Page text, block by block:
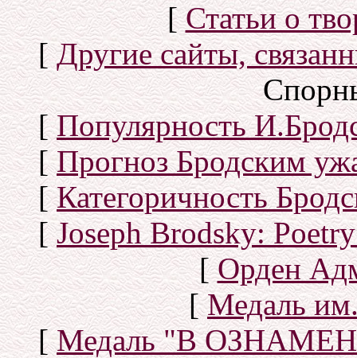
[Статьи о
[Другие сайты,
[Популярность
[Прогноз Бродским
[Категоричность
[Joseph Brodsky:
[Орден
[Медаль
[Медаль "В